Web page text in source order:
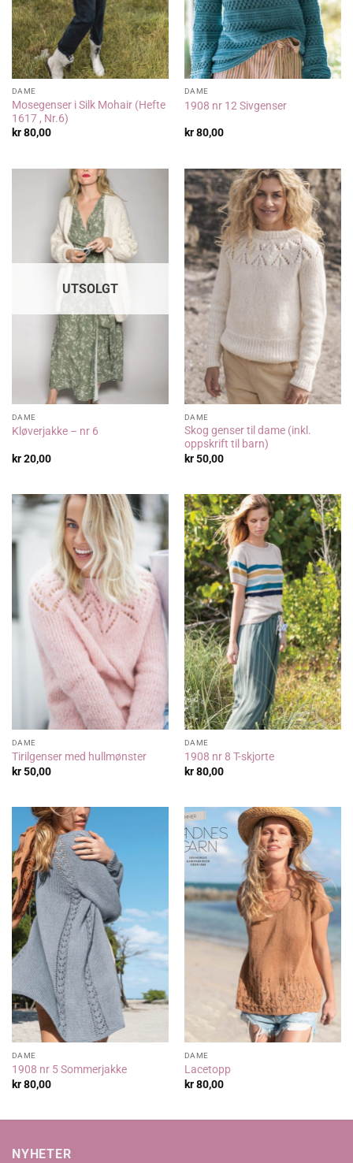
DAME
Mosegenser i Silk Mohair (Hefte
1617 , Nr.6)
kr80,00
DAME
1908 nr 12 Sivgenser
kr80,00
UTSOLGT
DAME
Kløverjakke – nr 6
kr20,00
DAME
Skog genser til dame (inkl.
oppskrift til barn)
kr50,00
DAME
Tirilgenser med hullmønster
kr50,00
DAME
1908 nr 8 T-skjorte
kr80,00
DAME
1908 nr 5 Sommerjakke
kr80,00
DAME
Lacetopp
kr80,00
NYHETER